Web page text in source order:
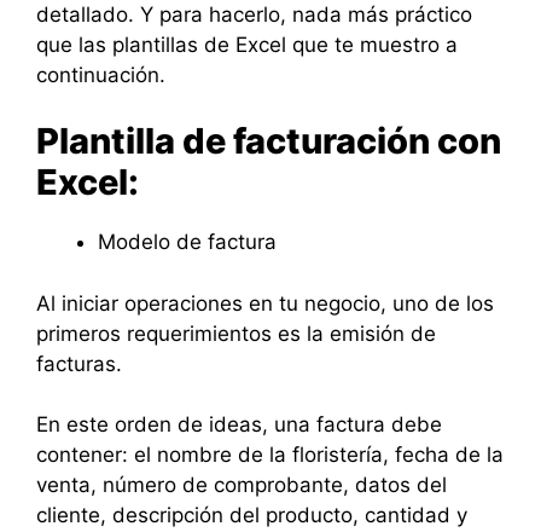
detallado. Y para hacerlo, nada más práctico
que las plantillas de Excel que te muestro a
continuación.
Plantilla de facturación con
Excel:
Modelo de factura
Al iniciar operaciones en tu negocio, uno de los
primeros requerimientos es la emisión de
facturas.
En este orden de ideas, una factura debe
contener: el nombre de la floristería, fecha de la
venta, número de comprobante, datos del
cliente, descripción del producto, cantidad y